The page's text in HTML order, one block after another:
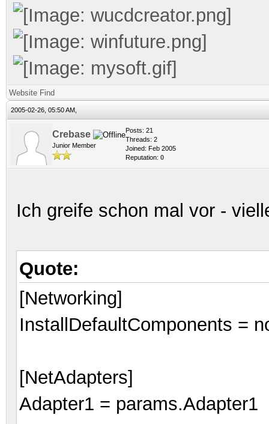
Website Find
2005-02-26, 05:50 AM,
Crebase
Junior Member
Posts: 21
Threads: 2
Joined: Feb 2005
Reputation: 0
Ich greife schon mal vor -
Quote:
[Networking]
InstallDefaultComponents =
[NetAdapters]
Adapter1 = params.Adapter1